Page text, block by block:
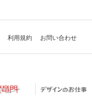
利用規約 お問い合わせ